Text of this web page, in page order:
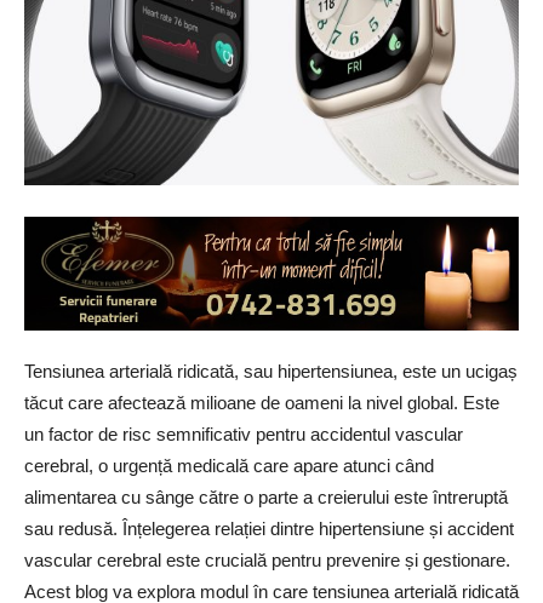
Tensiunea arterială ridicată, sau hipertensiunea, este un ucigaș
tăcut care afectează milioane de oameni la nivel global. Este
un factor de risc semnificativ pentru accidentul vascular
cerebral, o urgență medicală care apare atunci când
alimentarea cu sânge către o parte a creierului este întreruptă
sau redusă. Înțelegerea relației dintre hipertensiune și accident
vascular cerebral este crucială pentru prevenire și gestionare.
Acest blog va explora modul în care tensiunea arterială ridicată